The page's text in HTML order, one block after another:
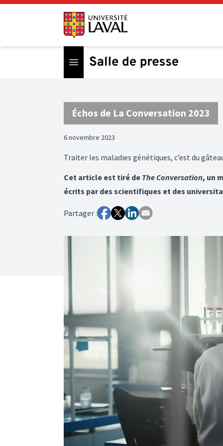
Open menu
Échos de La Conversation 2023
6 novembre 2023
Traiter les maladies génétiques, c’est du
Cet article est tiré de The Conversation, un
écrits par des scientifiques et des
Partager :